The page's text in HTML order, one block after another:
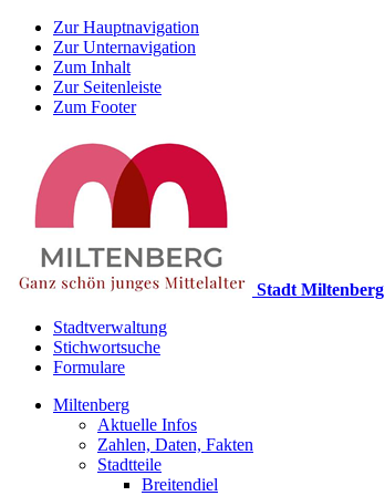
Zur Hauptnavigation
Zur Unternavigation
Zum Inhalt
Zur Seitenleiste
Zum Footer
Stadt Miltenberg
Stadtverwaltung
Stichwortsuche
Formulare
Miltenberg
Aktuelle Infos
Zahlen, Daten, Fakten
Stadtteile
Breitendiel